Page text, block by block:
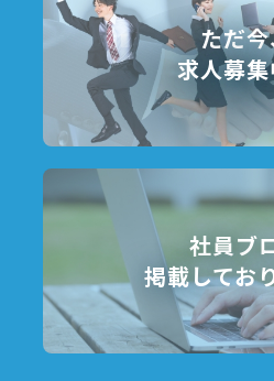
・位置情報
3-2 ユーザーは、本サービスの
り、利用者情報の全部または一
の停止を求めることができ、こ
社の定めるところに従い、その利
者情報の項目によっては、その収
の前提となるため、当社所定の方
4.第三者提供
当社は、利用者情報のうち、個
めユーザーの同意を得ないで、第
し、次に掲げる必要があり第三
ではありません。
(1)当社が利用目的の達成に必要
の取扱いの全部または一部を
ただ今
求人募
社員ブ
掲載してお